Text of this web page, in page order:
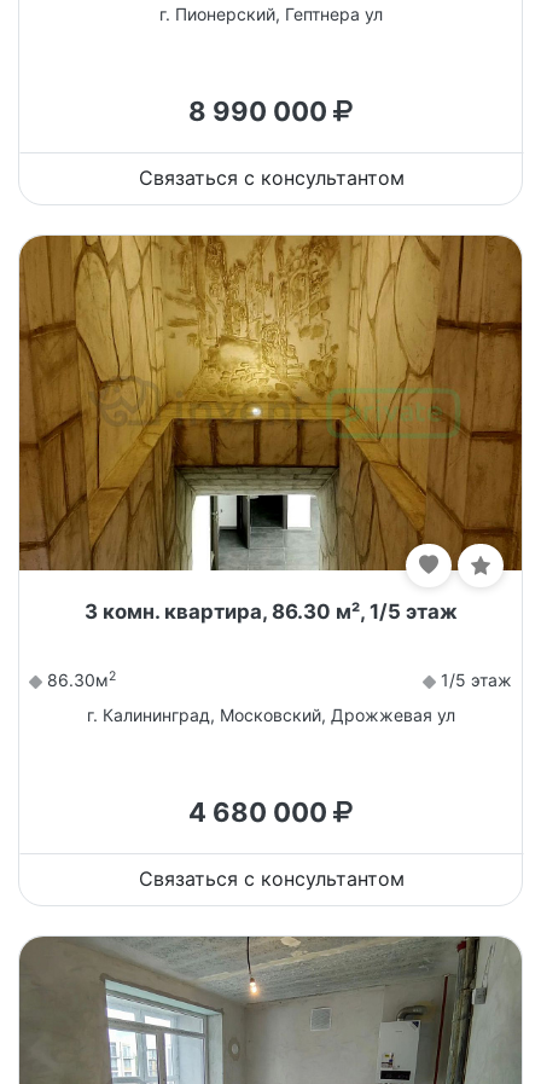
г. Пионерский, Гептнера ул
8 990 000
Связаться с консультантом
3 комн. квартира, 86.30 м², 1/5 этаж
86.30м2
1/5 этаж
г. Калининград, Московский, Дрожжевая ул
4 680 000
Связаться с консультантом